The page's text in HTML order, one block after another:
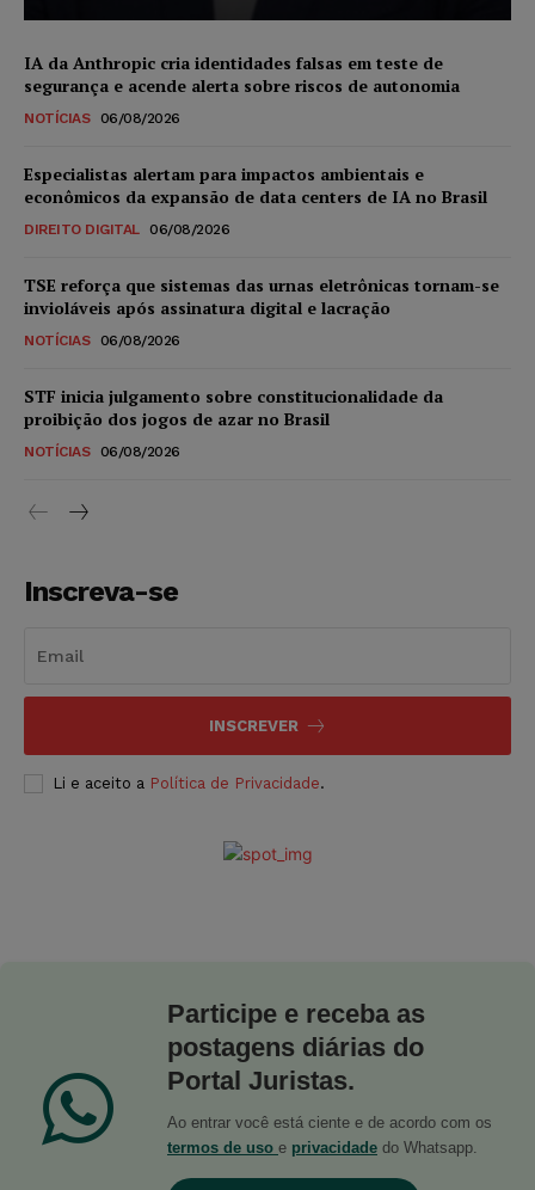
IA da Anthropic cria identidades falsas em teste de
segurança e acende alerta sobre riscos de autonomia
NOTÍCIAS 06/08/2026
Especialistas alertam para impactos ambientais e
econômicos da expansão de data centers de IA no Brasil
DIREITO DIGITAL 06/08/2026
TSE reforça que sistemas das urnas eletrônicas tornam-se
invioláveis após assinatura digital e lacração
NOTÍCIAS 06/08/2026
STF inicia julgamento sobre constitucionalidade da
proibição dos jogos de azar no Brasil
NOTÍCIAS 06/08/2026
Inscreva-se
INSCREVER
Li e aceito a Política de Privacidade.
Participe e receba as
postagens diárias do
Portal Juristas.
Ao entrar você está ciente e de acordo com os
termos de uso e privacidade do Whatsapp.